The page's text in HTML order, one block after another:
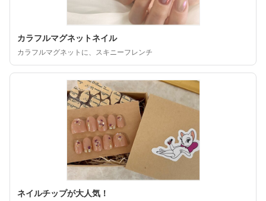
カラフルマグネットネイル
カラフルマグネットに、スキニーフレンチ
ネイルチップが大人気！